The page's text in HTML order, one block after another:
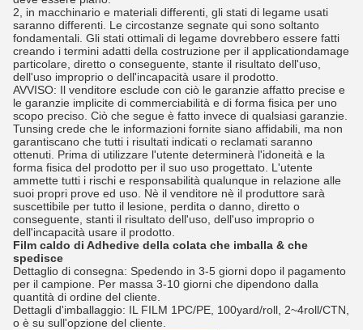
2, in macchinario e materiali differenti, gli stati di legame usati
saranno differenti. Le circostanze segnate qui sono soltanto
fondamentali. Gli stati ottimali di legame dovrebbero essere fatti
creando i termini adatti della costruzione per il applicationdamage
particolare, diretto o conseguente, stante il risultato dell'uso,
dell'uso improprio o dell'incapacità usare il prodotto.
AVVISO: Il venditore esclude con ciò le garanzie affatto precise e
le garanzie implicite di commerciabilità e di forma fisica per uno
scopo preciso. Ciò che segue è fatto invece di qualsiasi garanzie.
Tunsing crede che le informazioni fornite siano affidabili, ma non
garantiscano che tutti i risultati indicati o reclamati saranno
ottenuti. Prima di utilizzare l'utente determinerà l'idoneità e la
forma fisica del prodotto per il suo uso progettato. L'utente
ammette tutti i rischi e responsabilità qualunque in relazione alle
suoi propri prove ed uso. Nè il venditore nè il produttore sarà
suscettibile per tutto il lesione, perdita o danno, diretto o
conseguente, stanti il risultato dell'uso, dell'uso improprio o
dell'incapacità usare il prodotto.
Film caldo di Adhedive della colata che imballa & che
spedisce
Dettaglio di consegna: Spedendo in 3-5 giorni dopo il pagamento
per il campione. Per massa 3-10 giorni che dipendono dalla
quantità di ordine del cliente.
Dettagli d'imballaggio: IL FILM 1PC/PE, 100yard/roll, 2~4roll/CTN,
o è su sull'opzione del cliente.